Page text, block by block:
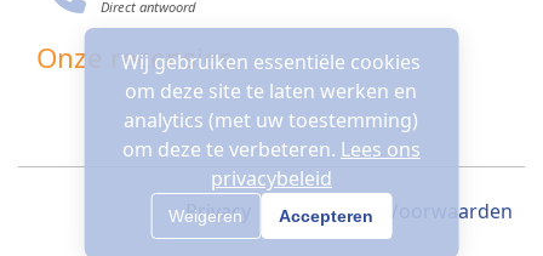
Direct antwoord
Onze recensies
Privacy Algemene Voorwaarden
Wij gebruiken essentiële cookies
om deze site te laten werken en
analytics (met uw toestemming)
om deze te verbeteren. Lees ons
privacybeleid
Weigeren Accepteren